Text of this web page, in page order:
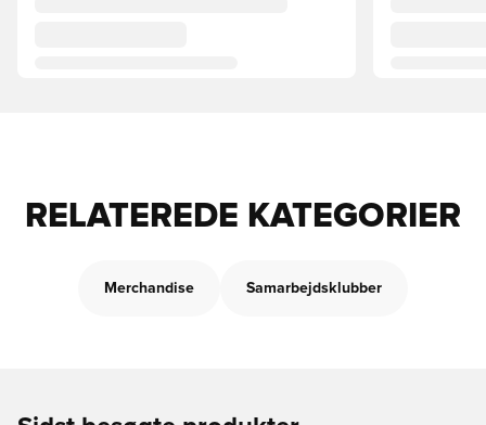
RELATEREDE KATEGORIER
Merchandise Samarbejdsklubber